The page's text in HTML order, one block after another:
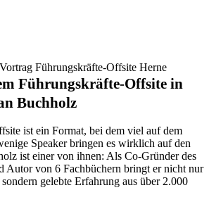
Führungskräfte-Offsite in
Buchholz
ist ein Format, bei dem viel auf dem
Speaker bringen es wirklich auf den
ist einer von ihnen: Als Co-Gründer des
Autor von 6 Fachbüchern bringt er nicht nur
gelebte Erfahrung aus über 2.000